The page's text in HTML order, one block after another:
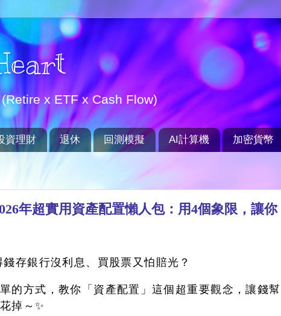
x ETF x Cash Flow)
資理財 退休 回測模擬 AI計算機 加密貨幣
年超實用資產配置懶人包：用4個象限，讓你
存銀行沒利息、買股票又怕賠光？
的方式，教你「資產配置」這個超重要觀念，讓錢幫
掉～✨